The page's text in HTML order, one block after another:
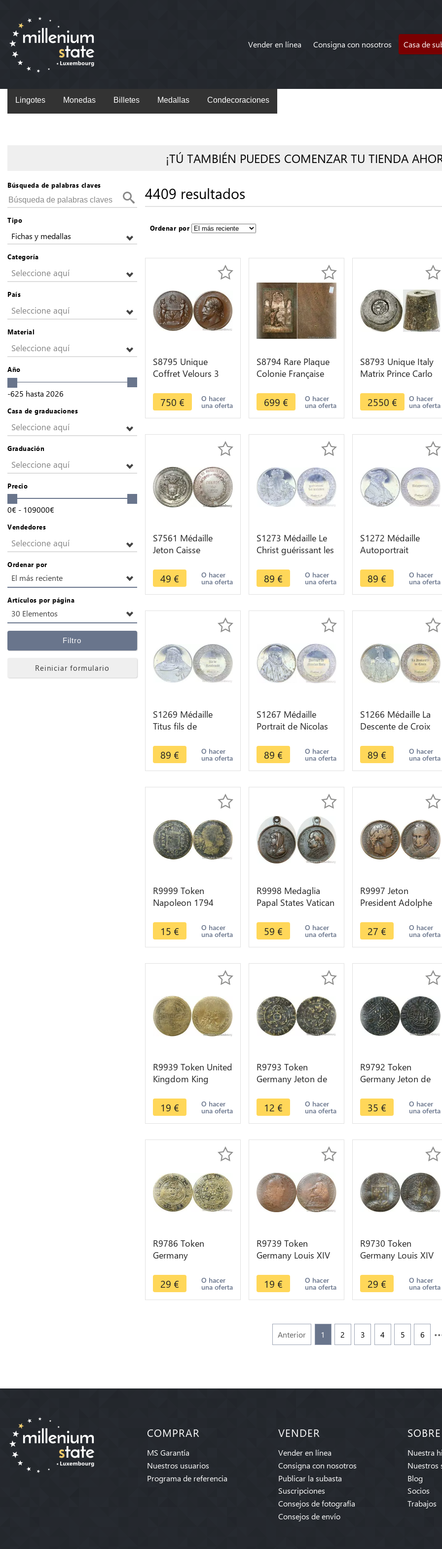
Vender en línea Consigna con nosotros Casa de
Lingotes Monedas Billetes Medallas Condecoraciones
¡TÚ TAMBIÉN PUEDES COMENZAR TU TIENDA
Búsqueda de palabras claves
Tipo
Fichas y medallas
Categoría
Seleccione aquí
País
Seleccione aquí
Material
Seleccione aquí
Año
-625 hasta 2026
Casa de graduaciones
Seleccione aquí
Graduación
Seleccione aquí
Precio
0€ - 109000€
Vendedores
Seleccione aquí
Ordenar por
El más reciente
Artículos por página
30 Elementos
Filtro
Reiniciar formulario
4409 resultados
Ordenar por
S8795 Unique
Coffret Velours 3
Exposition 1867
Délicourt FDC
750 € O hacer
una oferta
S8794 Rare Plaque
Colonie Française
sur bois SUP
699 € O hacer
una oferta
S8793 Unique Italy
Matrix Prince Carlo
Messerano Rohan
1798
2550 € O hacer
una oferta
S7561 Médaille
Jeton Caisse
Morbihan 1837
Argent
49 € O hacer
una oferta
S1273 Médaille Le
Christ guérissant les
1649 Argent Silver
UNC
89 € O hacer
una oferta
S1272 Médaille
Autoportrait
Silver 950/1000
Proof -> Make offer
89 € O hacer
una oferta
S1269 Médaille
Titus fils de
Silver 950/1000
Proof -> Make offer
89 € O hacer
una oferta
S1267 Médaille
Portrait de Nicolas
1631 Silver
950/1000 Proof
89 € O hacer
una oferta
S1266 Médaille La
Descente de Croix
Silver 950/1000
Proof
89 € O hacer
una oferta
R9999 Token
Napoleon 1794
Liberivs Roman
Emperor
15 € O hacer
una oferta
R9998 Medaglia
Papal States Vatican
Speranza 1867 UNC
>Offer
59 € O hacer
una oferta
R9997 Jeton
President Adolphe
Française Cérès
1871 1873 >Offer
27 € O hacer
una oferta
R9939 Token United
Kingdom King
-> Make Offer
19 € O hacer
una oferta
R9793 Token
Germany Jeton de
Krauwinkel Reich
Gotes circa 1500
12 € O hacer
una oferta
R9792 Token
Germany Jeton de
à la nef c.1550 ->
Make Offer
35 € O hacer
una oferta
R9786 Token
Germany
de compte Gold
Gulden Krauwinckel
circa 1450
29 € O hacer
una oferta
R9739 Token
Germany Louis XIV
Léopold I 1684 ->
Make Offer
19 € O hacer
una oferta
R9730 Token
Germany Louis XIV
Rechenpfennig
Nuremberg ->
Make Offer
29 € O hacer
una oferta
Anterior 1 2 3 4 5 6
COMPRAR
MS Garantía
Nuestros usuarios
Programa de referencia
VENDER
Vender en línea
Consigna con nosotros
Publicar la subasta
Suscripciones
Consejos de fotografía
Consejos de envío
Nuestra
Nuestros
Blog
Socios
Trabajos